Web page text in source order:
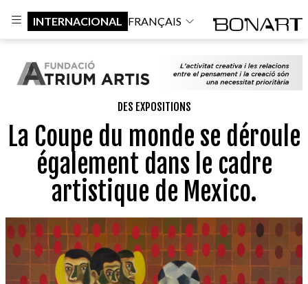
INTERNACIONAL FRANÇAIS
DES EXPOSITIONS
La Coupe du monde se déroule
également dans le cadre
artistique de Mexico.